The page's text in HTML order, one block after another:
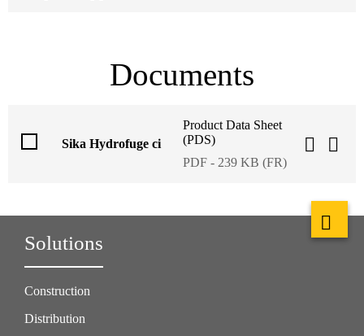
Documents
Sika Hydrofuge ci
Product Data Sheet
(PDS)
PDF - 239 KB (FR)
Solutions
Construction
Distribution